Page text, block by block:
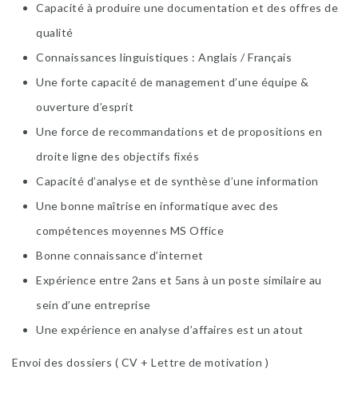
Capacité à produire une documentation et des offres de
qualité
Connaissances linguistiques : Anglais / Français
Une forte capacité de management d’une équipe &
ouverture d’esprit
Une force de recommandations et de propositions en
droite ligne des objectifs fixés
Capacité d’analyse et de synthèse d’une information
Une bonne maîtrise en informatique avec des
compétences moyennes MS Office
Bonne connaissance d’internet
Expérience entre 2ans et 5ans à un poste similaire au
sein d’une entreprise
Une expérience en analyse d’affaires est un atout
Envoi des dossiers ( CV + Lettre de motivation )